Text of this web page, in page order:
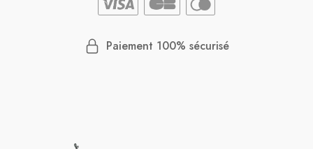
Paiement 100% sécurisé